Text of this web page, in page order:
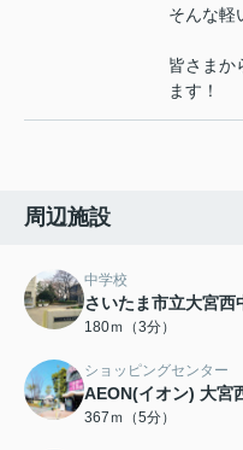
そんな軽
皆さまか
ます！
周辺施設
中学校
さいたま市立大宮西
180ｍ（3分）
ショッピングセンター
AEON(イオン) 大宮
367ｍ（5分）